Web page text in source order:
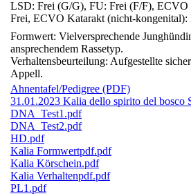
LSD: Frei (G/G), FU: Frei (F/F), ECVO
Frei, ECVO Katarakt (nicht-kongenital):
Formwert: Vielversprechende
ansprechendem Rassetyp.
Verhaltensbeurteilung: Aufgestellte
Appell.
Ahnentafel/Pedigree (PDF)
31.01.2023 Kalia dello spirito del bosco
DNA_Test1.pdf
DNA_Test2.pdf
HD.pdf
Kalia Formwertpdf.pdf
Kalia Körschein.pdf
Kalia Verhaltenpdf.pdf
PL1.pdf